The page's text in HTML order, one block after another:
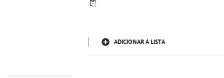
ADICIONAR À LISTA